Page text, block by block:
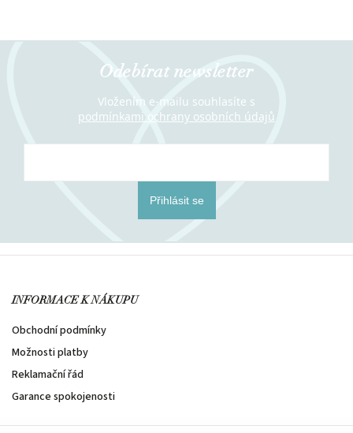
Odebírat newsletter
Vložením e-mailu souhlasíte s
podmínkami ochrany osobních údajů
Přihlásit se
INFORMACE K NÁKUPU
Obchodní podmínky
Možnosti platby
Reklamační řád
Garance spokojenosti